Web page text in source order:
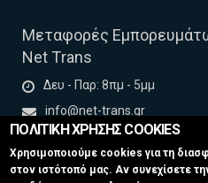
not you are a
human
prevent
automated
spam
5+2
Μεταφορές
Νet Τrans
Δευ - Παρ: 8πμ - 5μμ
info@net-trans.gr
www.net-trans.gr
ΠΟΛΙΤΙΚΗ ΧΡΗΣΗΣ COOKIES
Χρησιμοποιούμε cookies για τη
στον ιστότοπό μας. Αν συνεχίσετε